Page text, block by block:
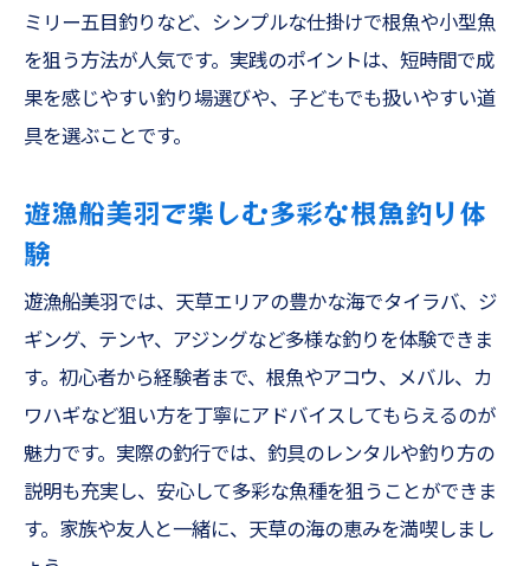
ミリー五目釣りなど、シンプルな仕掛けで根魚や小型魚
を狙う方法が人気です。実践のポイントは、短時間で成
果を感じやすい釣り場選びや、子どもでも扱いやすい道
具を選ぶことです。
遊漁船美羽で楽しむ多彩な根魚釣り体
験
遊漁船美羽では、天草エリアの豊かな海でタイラバ、ジ
ギング、テンヤ、アジングなど多様な釣りを体験できま
す。初心者から経験者まで、根魚やアコウ、メバル、カ
ワハギなど狙い方を丁寧にアドバイスしてもらえるのが
魅力です。実際の釣行では、釣具のレンタルや釣り方の
説明も充実し、安心して多彩な魚種を狙うことができま
す。家族や友人と一緒に、天草の海の恵みを満喫しまし